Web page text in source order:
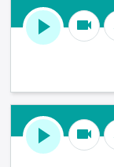
videocam
videocam